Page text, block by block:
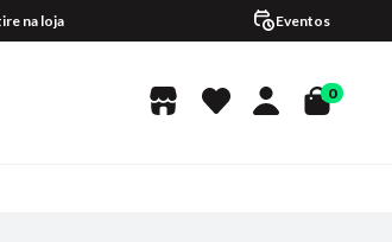
na loja Eventos
0